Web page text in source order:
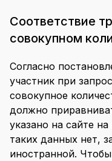
Соответствие
совокупном
Согласно
участник при
совокупное
должно
указано на сайте
таких данных нет,
иностранной.